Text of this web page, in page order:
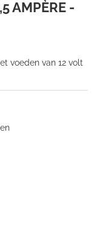
AMPÈRE -
voeden van 12 volt